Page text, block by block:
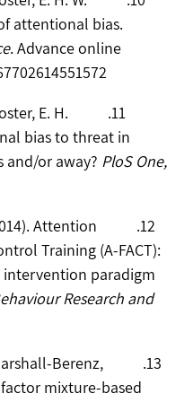
attentional bias.
. Advance online
11.
E. H.
bias to threat in
and/or away? PloS One,
12. Bernstein, A., &
Attention
Training (A-FACT):
paradigm
Research and
13.
Berenz,
factor mixture-based